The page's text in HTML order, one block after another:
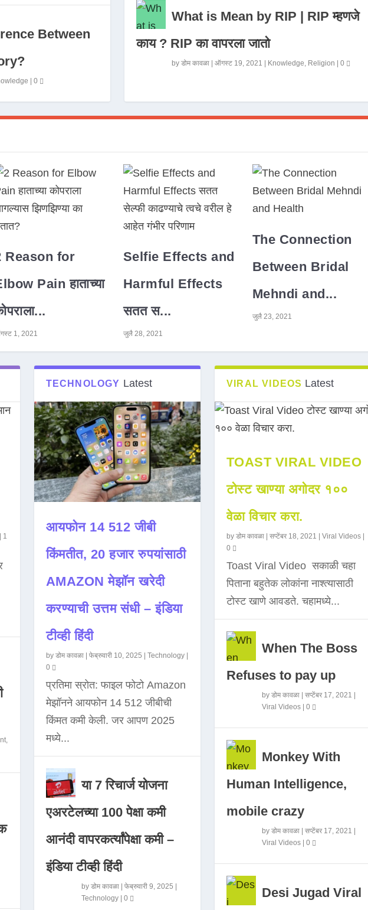
Between
|0
What is Mean by RIP | RIP म्हणजे
काय ? RIP का वापरला जातो
by डोम कावळा| ऑगस्ट 19, 2021 Knowledge, Religion 0
Reason for
Pain हाताच्या
1, 2021
Selfie Effects and
Harmful Effects
सतत स...
जुलै 28, 2021
The Connection
Between Bridal
Mehndi and...
जुलै 23, 2021
1
,
TECHNOLOGY Latest
आयफोन 14 512 जीबी
किंमतीत, 20 हजार रुपयांसाठी
AMAZON मेझॉन खरेदी
करण्याची उत्तम संधी – इंडिया
टीव्ही हिंदी
by डोम कावळा| फेब्रुवारी 10, 2025 | Technology|
0
प्रतिमा स्रोत: फाइल फोटो Amazon
मेझॉनने आयफोन 14 512 जीबीची
किंमत कमी केली. जर आपण 2025
मध्ये...
या 7 रिचार्ज योजना
एअरटेलच्या 100 पेक्षा कमी
आनंदी वापरकर्त्यांपेक्षा कमी –
इंडिया टीव्ही हिंदी
by डोम कावळा| फेब्रुवारी 9, 2025 |
Technology| 0
VIRAL VIDEOS Latest
TOAST VIRAL VIDEO
टोस्ट खाण्या अगोदर १००
वेळा विचार करा.
by डोम कावळा| सप्टेंबर 18, 2021 Viral Videos|
0
Toast Viral Video सकाळी चहा
पिताना बहुतेक लोकांना नाश्त्यासाठी
टोस्ट खाणे आवडते. चहामध्ये...
When The Boss
Refuses to pay up
by डोम कावळा| सप्टेंबर 17, 2021
Viral Videos| 0
Monkey With
Human Intelligence,
mobile crazy
by डोम कावळा| सप्टेंबर 17, 2021
Viral Videos| 0
Desi Jugad Viral